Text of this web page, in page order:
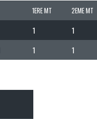
1ERE MT 2EME MT
1 1
1 1